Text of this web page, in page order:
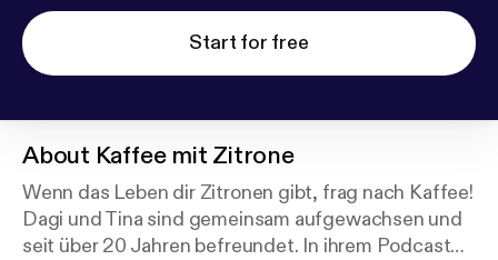
Start for free
About Kaffee mit Zitrone
Wenn das Leben dir Zitronen gibt, frag nach Kaffee!
Dagi und Tina sind gemeinsam aufgewachsen und
seit über 20 Jahren befreundet. In ihrem Podcast